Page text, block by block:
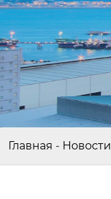
Главная - Новости